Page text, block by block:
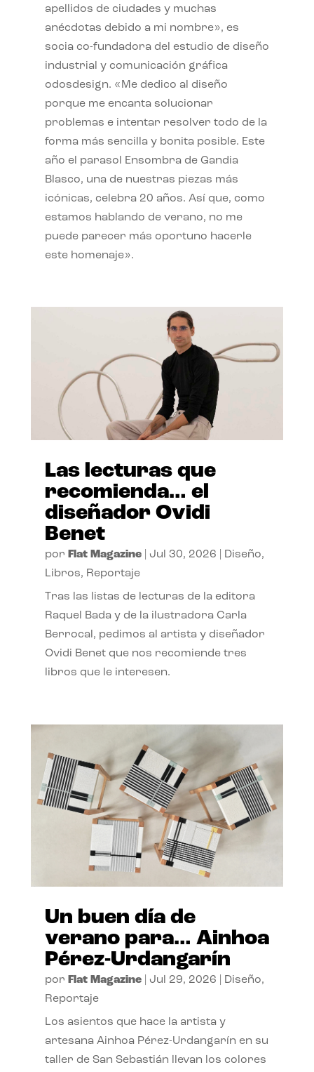
apellidos de ciudades y muchas
anécdotas debido a mi nombre», es
socia co-fundadora del estudio de diseño
industrial y comunicación gráfica
odosdesign. «Me dedico al diseño
porque me encanta solucionar
problemas e intentar resolver todo de la
forma más sencilla y bonita posible. Este
año el parasol Ensombra de Gandia
Blasco, una de nuestras piezas más
icónicas, celebra 20 años. Así que, como
estamos hablando de verano, no me
puede parecer más oportuno hacerle
este homenaje».
Las lecturas que
recomienda… el
diseñador Ovidi
Benet
por Flat Magazine| Jul 30, 2026 Diseño,
Libros, Reportaje
Tras las listas de lecturas de la editora
Raquel Bada y de la ilustradora Carla
Berrocal, pedimos al artista y diseñador
Ovidi Benet que nos recomiende tres
libros que le interesen.
Un buen día de
verano para… Ainhoa
Pérez-Urdangarín
por Flat Magazine| Jul 29, 2026 Diseño,
Reportaje
Los asientos que hace la artista y
artesana Ainhoa Pérez-Urdangarín en su
taller de San Sebastián llevan los colores